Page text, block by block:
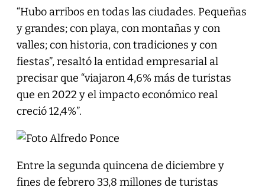
“Hubo arribos en todas las ciudades. Pequeñas
y grandes; con playa, con montañas y con
valles; con historia, con tradiciones y con
fiestas”, resaltó la entidad empresarial al
precisar que “viajaron 4,6% más de turistas
que en 2022 y el impacto económico real
creció 12,4%”.
Entre la segunda quincena de diciembre y
fines de febrero 33,8 millones de turistas